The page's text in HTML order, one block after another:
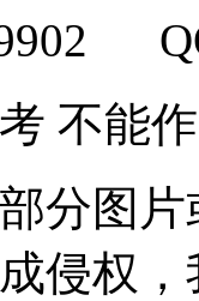
不能
分图
侵权